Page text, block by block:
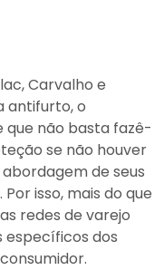
Carvalho e
antifurto, o
não basta fazê-
se não houver
de seus
isso, mais do que
redes de varejo
dos